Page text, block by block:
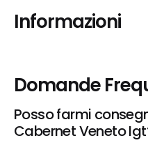
Informazioni
Domande
Posso farmi
Cabernet Veneto